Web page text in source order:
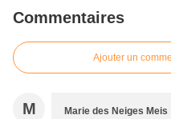
Commentaires
Ajouter un
M Marie des Neiges Meis